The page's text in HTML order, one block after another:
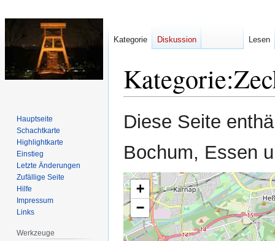
Kategorie:
Zur
Navigation
Zur
Suche
Diese Seite
Bochum, Essen
+
−
Kategorie Diskussion Lesen
Hauptseite
Schachtkarte
Highlightkarte
Einstieg
Letzte Änderungen
Zufällige Seite
Hilfe
Impressum
Links
Werkzeuge